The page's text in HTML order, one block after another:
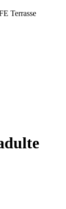
Terrasse